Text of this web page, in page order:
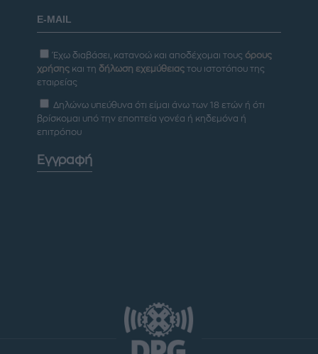
Έχω διαβάσει, κατανοώ και αποδέχομαι τους όρους
χρήσης και τη δήλωση εχεμύθειας του ιστοτόπου της
εταιρείας
Δηλώνω υπεύθυνα ότι είμαι άνω των 18 ετών ή ότι
βρίσκομαι υπό την εποπτεία γονέα ή κηδεμόνα ή
επιτρόπου
Εγγραφή